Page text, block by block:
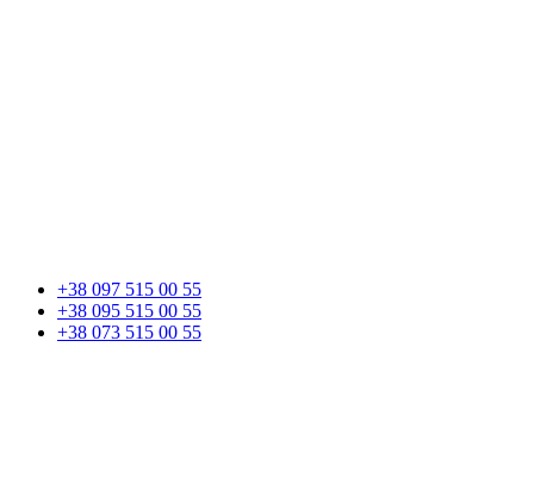
+38 097 515 00 55
+38 095 515 00 55
+38 073 515 00 55